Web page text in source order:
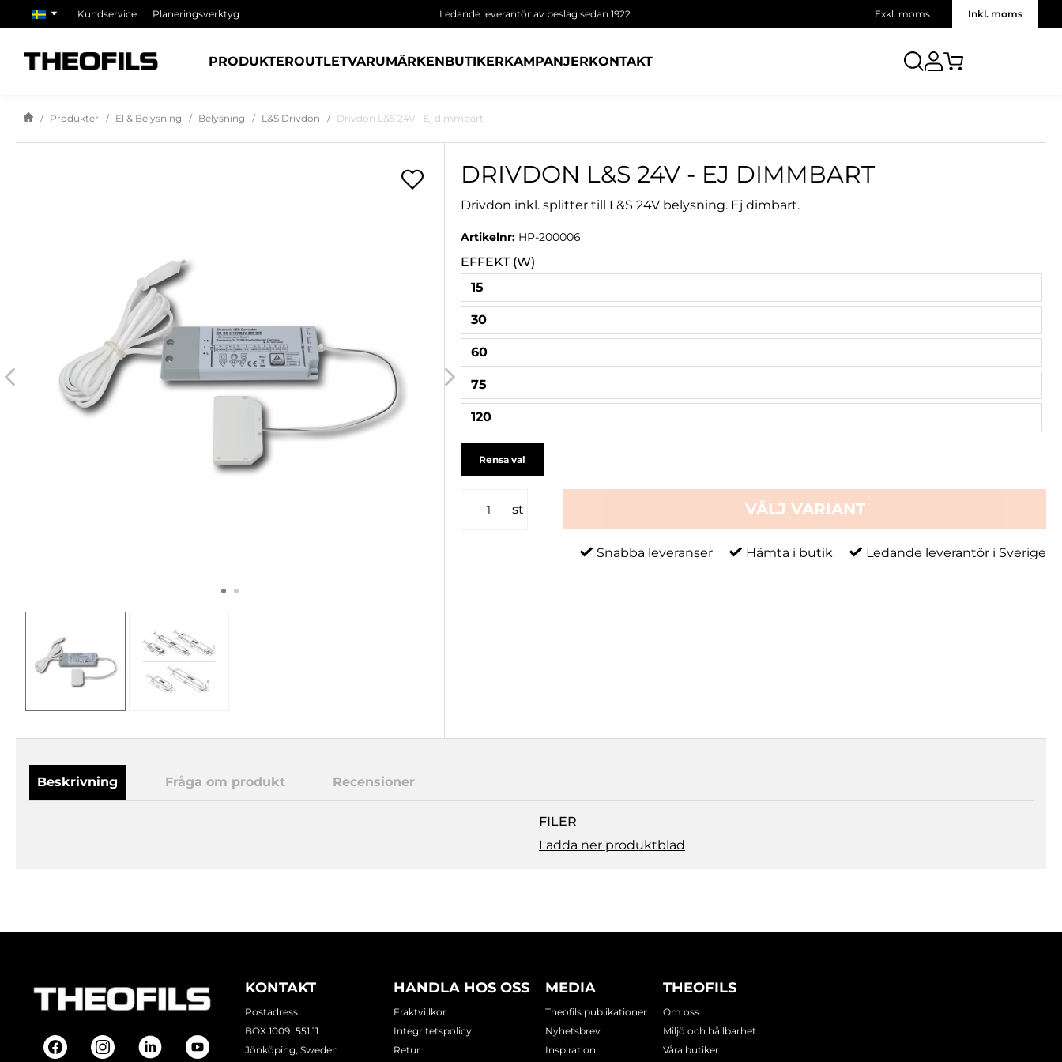
Kundservice Planeringsverktyg Ledande leverantör av beslag sedan 1922 Exkl. moms Inkl. moms
PRODUKTEROUTLETVARUMÄRKENBUTIKERKAMPANJERKONTAKT
Produkter El & Belysning Belysning L&S Drivdon Drivdon L&S 24V - Ej dimmbart
DRIVDON L&S 24V - EJ DIMMBART
Drivdon inkl. splitter till L&S 24V belysning. Ej dimbart.
Artikelnr: HP-200006
EFFEKT (W)
15
30
60
75
120
Rensa val
st VÄLJ VARIANT
Snabba leveranser Hämta i butik Ledande leverantör i Sverige
Beskrivning Fråga om produkt Recensioner
FILER
Ladda ner produktblad
KONTAKT
Postadress:
BOX 1009 551 11
Jönköping, Sweden
HANDLA HOS OSS
Fraktvillkor
Integritetspolicy
Retur
MEDIA
Theofils publikationer
Nyhetsbrev
Inspiration
THEOFILS
Om oss
Miljö och hållbarhet
Våra butiker